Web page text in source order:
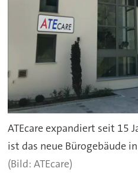
ATEcare expandiert seit 15
ist das neue Bürogebäude
(Bild: ATEcare)